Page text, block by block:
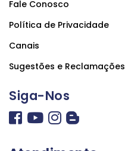
Fale Conosco
Política de Privacidade
Canais
Sugestões e Reclamações
Siga-Nos